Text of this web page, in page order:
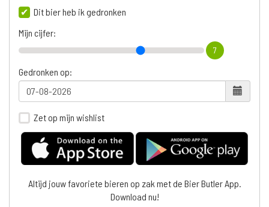
Dit bier heb ik gedronken
Mijn cijfer:
7
Gedronken op:
Zet op mijn wishlist
Altijd jouw favoriete bieren op zak met de Bier Butler App.
Download nu!